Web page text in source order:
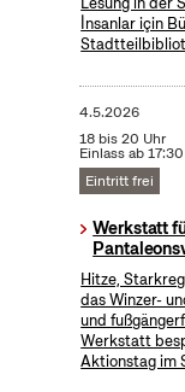
İnsanlar için
4.5.2026
18 bis 20 Uhr
Einlass ab
Eintritt frei
Werkstatt
Hitze,
das Winzer-
und
Werkstatt
Aktionstag im